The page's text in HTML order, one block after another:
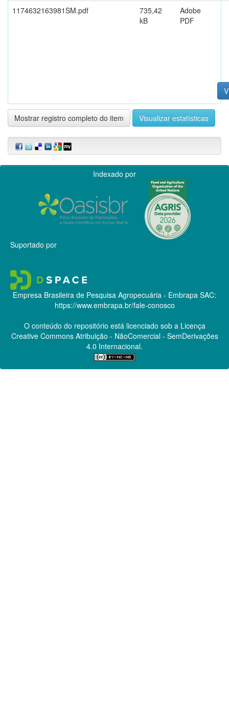
1174632163981SM.pdf
735,42
kB
Adobe
PDF
Mostrar registro completo do item Visualizar estatísticas
Indexado por
Suportado por
Empresa Brasileira de Pesquisa Agropecuária - Embrapa SAC:
https://www.embrapa.br/fale-conosco
O conteúdo do repositório está licenciado sob a Licença
Creative CommonsAtribuição - NãoComercial - SemDerivações
4.0 Internacional.